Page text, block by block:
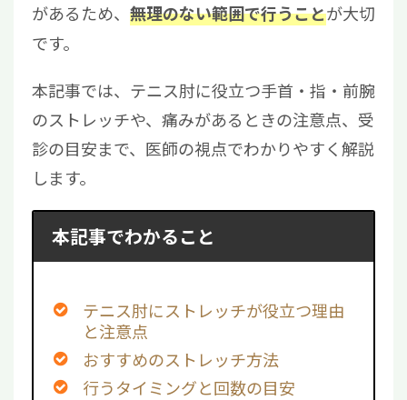
があるため、 無理のない範囲で行うことが大切
です。
本記事では、テニス肘に役立つ手首・指・前腕
のストレッチや、痛みがあるときの注意点、受
診の目安まで、医師の視点でわかりやすく解説
します。
本記事でわかること
テニス肘にストレッチが役立つ理由
と注意点
おすすめのストレッチ方法
行うタイミングと回数の目安